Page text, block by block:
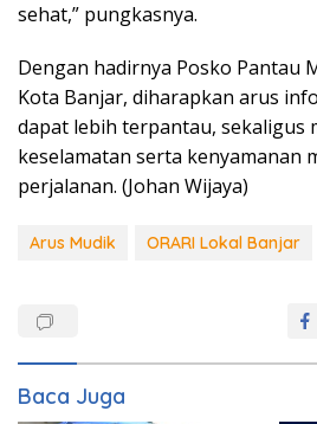
sehat,” pungkasnya.
Dengan hadirnya Posko Pantau
Kota Banjar, diharapkan arus
dapat lebih terpantau, sekaligus
keselamatan serta kenyamanan
perjalanan. (Johan Wijaya)
Arus Mudik ORARI Lokal Banjar
Baca Juga